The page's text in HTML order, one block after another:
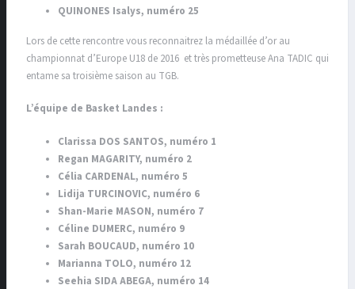
QUINONES Isalys, numéro 25
Lors de cette rencontre vous reconnaitrez la médaillée d’or au
championnat d’Europe U18 de 2016 et très prometteuse Ana TADIC qui
entame sa troisième saison au TGB.
L’équipe de Basket Landes :
Clarissa DOS SANTOS, numéro 1
Regan MAGARITY, numéro 2
Célia CARDENAL, numéro 5
Lidija TURCINOVIC, numéro 6
Shan-Marie MASON, numéro 7
Céline DUMERC, numéro 9
Sarah BOUCAUD, numéro 10
Marianna TOLO, numéro 12
Seehia SIDA ABEGA, numéro 14